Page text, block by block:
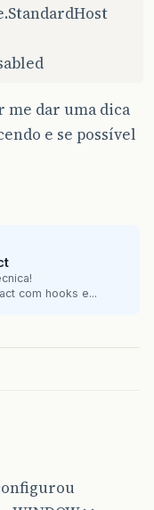
me dar uma dica
e se possível
com hooks e...